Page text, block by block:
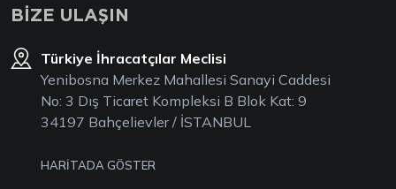
BİZE ULAŞIN
Türkiye İhracatçılar Meclisi
Yenibosna Merkez Mahallesi Sanayi Caddesi
No: 3 Dış Ticaret Kompleksi B Blok Kat: 9
34197 Bahçelievler / İSTANBUL
HARİTADA GÖSTER